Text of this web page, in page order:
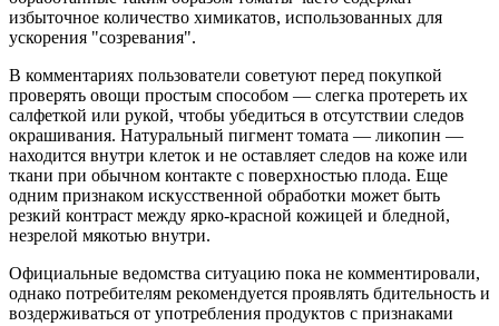
избыточное количество химикатов, использованных для
ускорения "созревания".
В комментариях пользователи советуют перед покупкой
проверять овощи простым способом — слегка протереть их
салфеткой или рукой, чтобы убедиться в отсутствии следов
окрашивания. Натуральный пигмент томата — ликопин —
находится внутри клеток и не оставляет следов на коже или
ткани при обычном контакте с поверхностью плода. Еще
одним признаком искусственной обработки может быть
резкий контраст между ярко-красной кожицей и бледной,
незрелой мякотью внутри.
Официальные ведомства ситуацию пока не комментировали,
однако потребителям рекомендуется проявлять бдительность и
воздерживаться от употребления продуктов с признаками